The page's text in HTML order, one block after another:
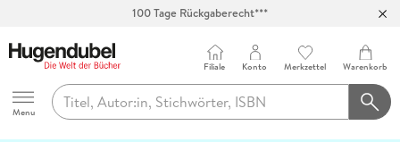
100 Tage Rückgaberecht***
Hugendubel
Menu
Filiale Konto Merkzettel Warenkorb